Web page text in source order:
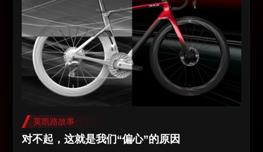
英凯路故事
对不起，这就是我们“偏心”的原因